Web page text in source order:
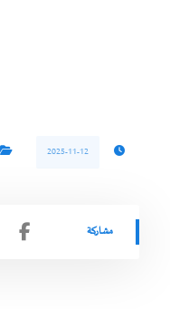
2025-11-12